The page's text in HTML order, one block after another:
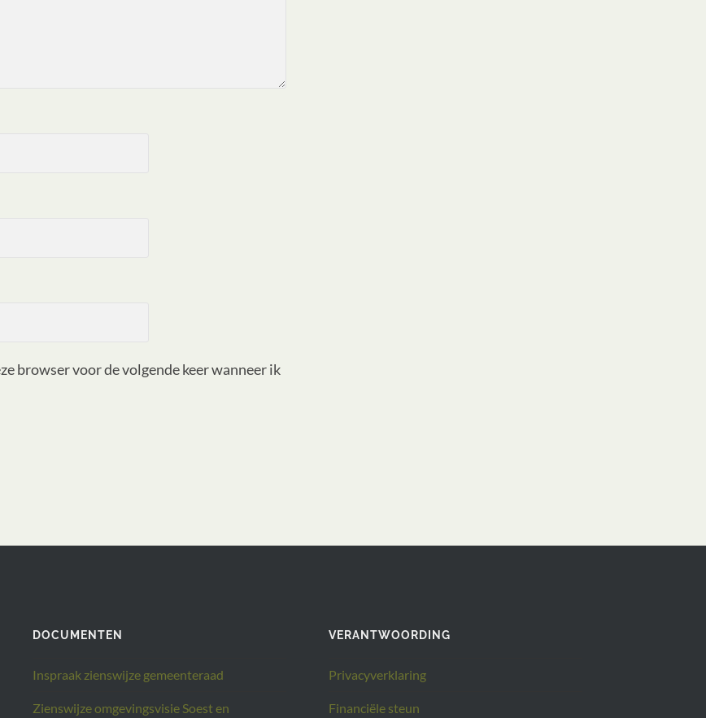
browser voor de volgende keer wanneer ik
DOCUMENTEN
Inspraak zienswijze gemeenteraad
Zienswijze omgevingsvisie Soest en
VERANTWOORDING
Privacyverklaring
Financiële steun